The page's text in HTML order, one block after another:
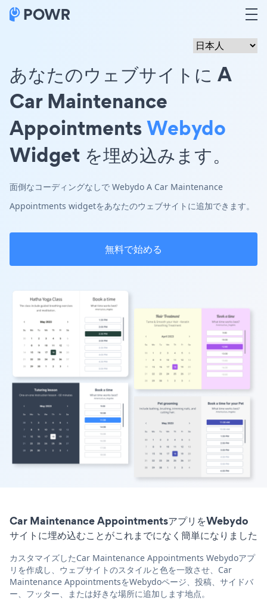
あなたのウェブサイトに A
Car Maintenance
AppointmentsWebydo
Widget を埋め込みます。
面倒なコーディングなしで Webydo A Car Maintenance
Appointments widgetをあなたのウェブサイトに追加できます。
無料で始める
Car Maintenance AppointmentsアプリをWebydo
サイトに埋め込むことがこれまでになく簡単になりました
カスタマイズしたCar Maintenance Appointments Webydoアプ
リを作成し、ウェブサイトのスタイルと色を一致させ、Car
Maintenance AppointmentsをWebydoページ、投稿、サイドバ
ー、フッター、または好きな場所に追加します地点。